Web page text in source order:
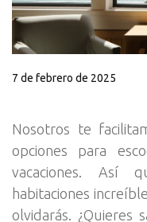
7 de febrero de 2025
Nosotros te
opciones para
vacaciones. Así
habitaciones
olvidarás. ¿Quieres